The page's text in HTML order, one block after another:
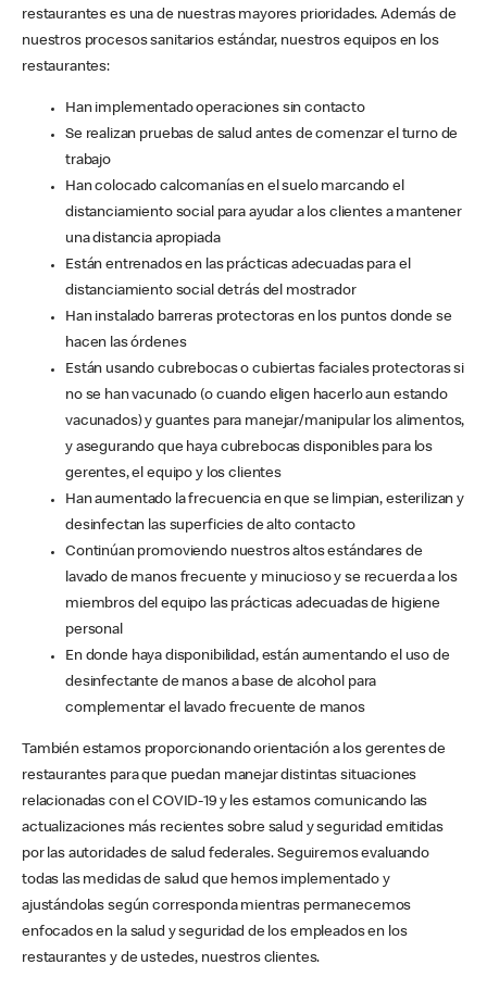
restaurantes es una de nuestras mayores prioridades. Además de
nuestros procesos sanitarios estándar, nuestros equipos en los
restaurantes:
Han implementado operaciones sin contacto
Se realizan pruebas de salud antes de comenzar el turno de
trabajo
Han colocado calcomanías en el suelo marcando el
distanciamiento social para ayudar a los clientes a mantener
una distancia apropiada
Están entrenados en las prácticas adecuadas para el
distanciamiento social detrás del mostrador
Han instalado barreras protectoras en los puntos donde se
hacen las órdenes
Están usando cubrebocas o cubiertas faciales protectoras si
no se han vacunado (o cuando eligen hacerlo aun estando
vacunados) y guantes para manejar/manipular los alimentos,
y asegurando que haya cubrebocas disponibles para los
gerentes, el equipo y los clientes
Han aumentado la frecuencia en que se limpian, esterilizan y
desinfectan las superficies de alto contacto
Continúan promoviendo nuestros altos estándares de
lavado de manos frecuente y minucioso y se recuerda a los
miembros del equipo las prácticas adecuadas de higiene
personal
En donde haya disponibilidad, están aumentando el uso de
desinfectante de manos a base de alcohol para
complementar el lavado frecuente de manos
También estamos proporcionando orientación a los gerentes de
restaurantes para que puedan manejar distintas situaciones
relacionadas con el COVID-19 y les estamos comunicando las
actualizaciones más recientes sobre salud y seguridad emitidas
por las autoridades de salud federales. Seguiremos evaluando
todas las medidas de salud que hemos implementado y
ajustándolas según corresponda mientras permanecemos
enfocados en la salud y seguridad de los empleados en los
restaurantes y de ustedes, nuestros clientes.